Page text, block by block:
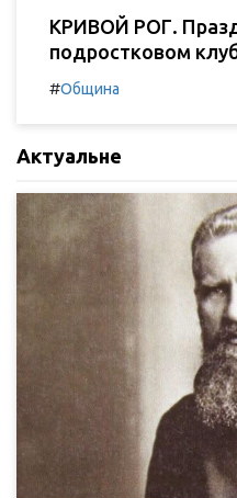
КРИВОЙ РОГ.
подростковом
#Община
Актуальне